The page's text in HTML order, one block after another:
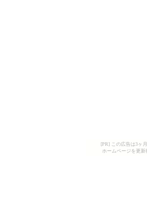
[PR] この広告は3ヶ
ホームページを更